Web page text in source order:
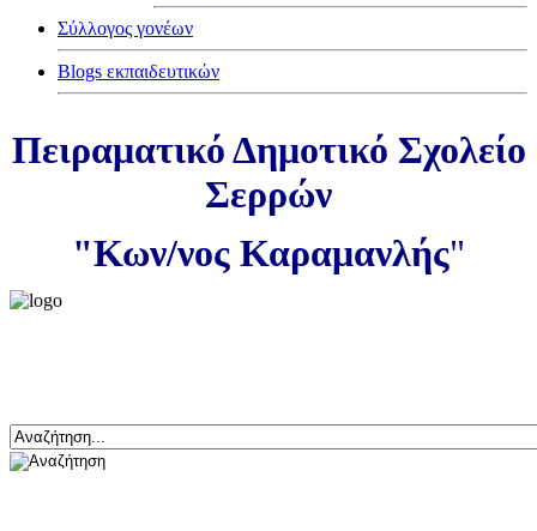
Σύλλογος γονέων
Blogs εκπαιδευτικών
Πειραματικό Δημοτικό Σχολείο
Σερρών
"Κων/νος Καραμανλής"